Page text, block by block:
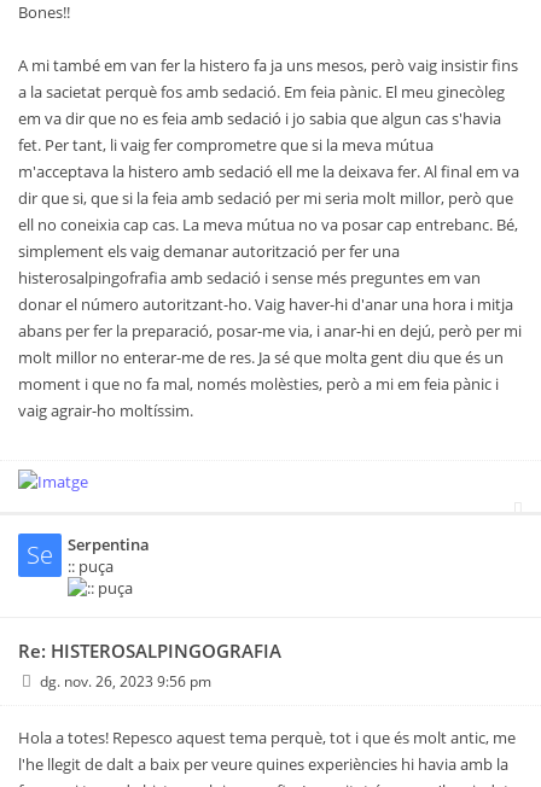
Bones!!
A mi també em van fer la histero fa ja uns mesos, però vaig insistir fins
a la sacietat perquè fos amb sedació. Em feia pànic. El meu ginecòleg
em va dir que no es feia amb sedació i jo sabia que algun cas s'havia
fet. Per tant, li vaig fer comprometre que si la meva mútua
m'acceptava la histero amb sedació ell me la deixava fer. Al final em va
dir que si, que si la feia amb sedació per mi seria molt millor, però que
ell no coneixia cap cas. La meva mútua no va posar cap entrebanc. Bé,
simplement els vaig demanar autorització per fer una
histerosalpingofrafia amb sedació i sense més preguntes em van
donar el número autoritzant-ho. Vaig haver-hi d'anar una hora i mitja
abans per fer la preparació, posar-me via, i anar-hi en dejú, però per mi
molt millor no enterar-me de res. Ja sé que molta gent diu que és un
moment i que no fa mal, només molèsties, però a mi em feia pànic i
vaig agrair-ho moltíssim.
Se
Serpentina
:: puça
Re: HISTEROSALPINGOGRAFIA
dg. nov. 26, 2023 9:56 pm
Hola a totes! Repesco aquest tema perquè, tot i que és molt antic, me
l'he llegit de dalt a baix per veure quines experiències hi havia amb la